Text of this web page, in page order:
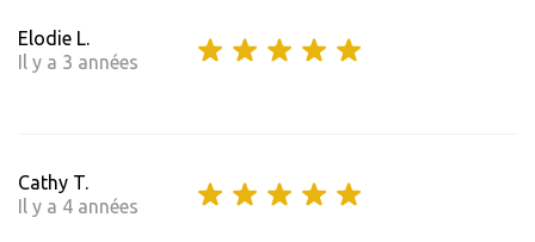
Elodie L.
Il y a 3 années
Cathy T.
Il y a 4 années